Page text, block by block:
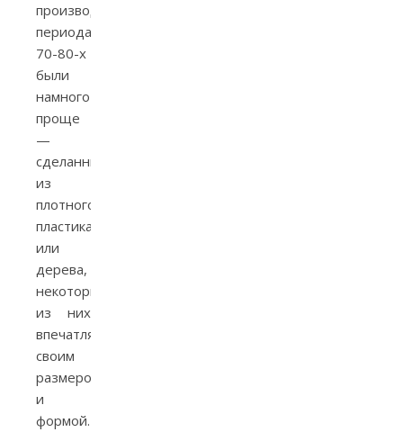
производства
периода
70-80-х
были
намного
проще
—
сделанные
из
плотного
пластика
или
дерева,
некоторые
из них
впечатляли
своим
размером
и
формой.